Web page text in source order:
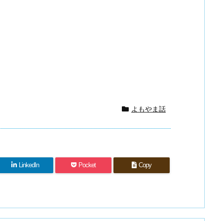
よもやま話
LinkedIn Pocket Copy